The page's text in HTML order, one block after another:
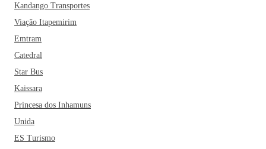
Kandango Transportes
Viação Itapemirim
Emtram
Catedral
Star Bus
Kaissara
Princesa dos Inhamuns
Unida
ES Turismo